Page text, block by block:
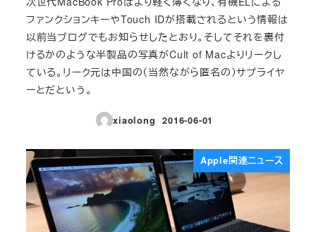
ファンクションキーやTouch IDが搭載されるという情報は
以前当ブログでもお知らせしたとおり。そしてそれを裏付
けるかのような半製品の写真がCult of Macよりリークし
ている。リーク元は中国の（当然ながら匿名の）サプライヤ
ーとだという。
xiaolong
投稿日
2016-06-01
Apple関連ニュース